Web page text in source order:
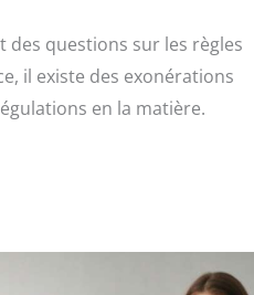
des questions sur les règles
il existe des exonérations
en la matière.